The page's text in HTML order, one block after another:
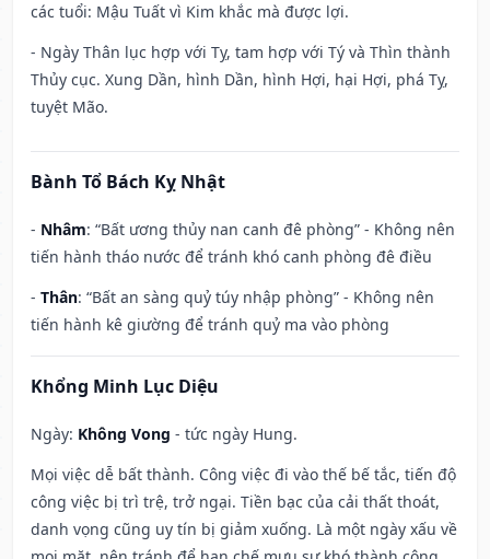
các tuổi: Mậu Tuất vì Kim khắc mà được lợi.
- Ngày Thân lục hợp với Tỵ, tam hợp với Tý và Thìn thành
Thủy cục. Xung Dần, hình Dần, hình Hợi, hại Hợi, phá Tỵ,
tuyệt Mão.
Bành Tổ Bách Kỵ Nhật
- Nhâm: “Bất ương thủy nan canh đê phòng” - Không nên
tiến hành tháo nước để tránh khó canh phòng đê điều
- Thân: “Bất an sàng quỷ túy nhập phòng” - Không nên
tiến hành kê giường để tránh quỷ ma vào phòng
Khổng Minh Lục Diệu
Ngày: Không Vong - tức ngày Hung.
Mọi việc dễ bất thành. Công việc đi vào thế bế tắc, tiến độ
công việc bị trì trệ, trở ngại. Tiền bạc của cải thất thoát,
danh vọng cũng uy tín bị giảm xuống. Là một ngày xấu về